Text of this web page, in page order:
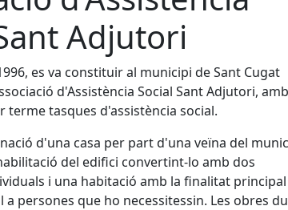
Adjutori
es va constituir al municipi de Sant Cugat
d'Assistència Social Sant Adjutori,
tasques d'assistència social.
d'una casa per part d'una veïna del
del edifici convertint-lo amb dos
i una habitació amb la finalitat
a persones que ho necessitessin. Les obres